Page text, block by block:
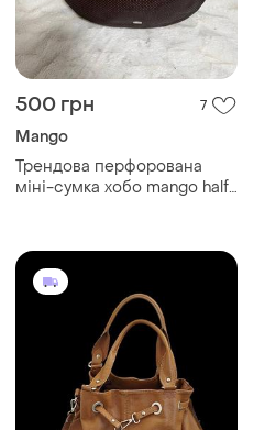
500 грн 7
Mango
Трендова перфорована
міні-сумка хобо mango half-